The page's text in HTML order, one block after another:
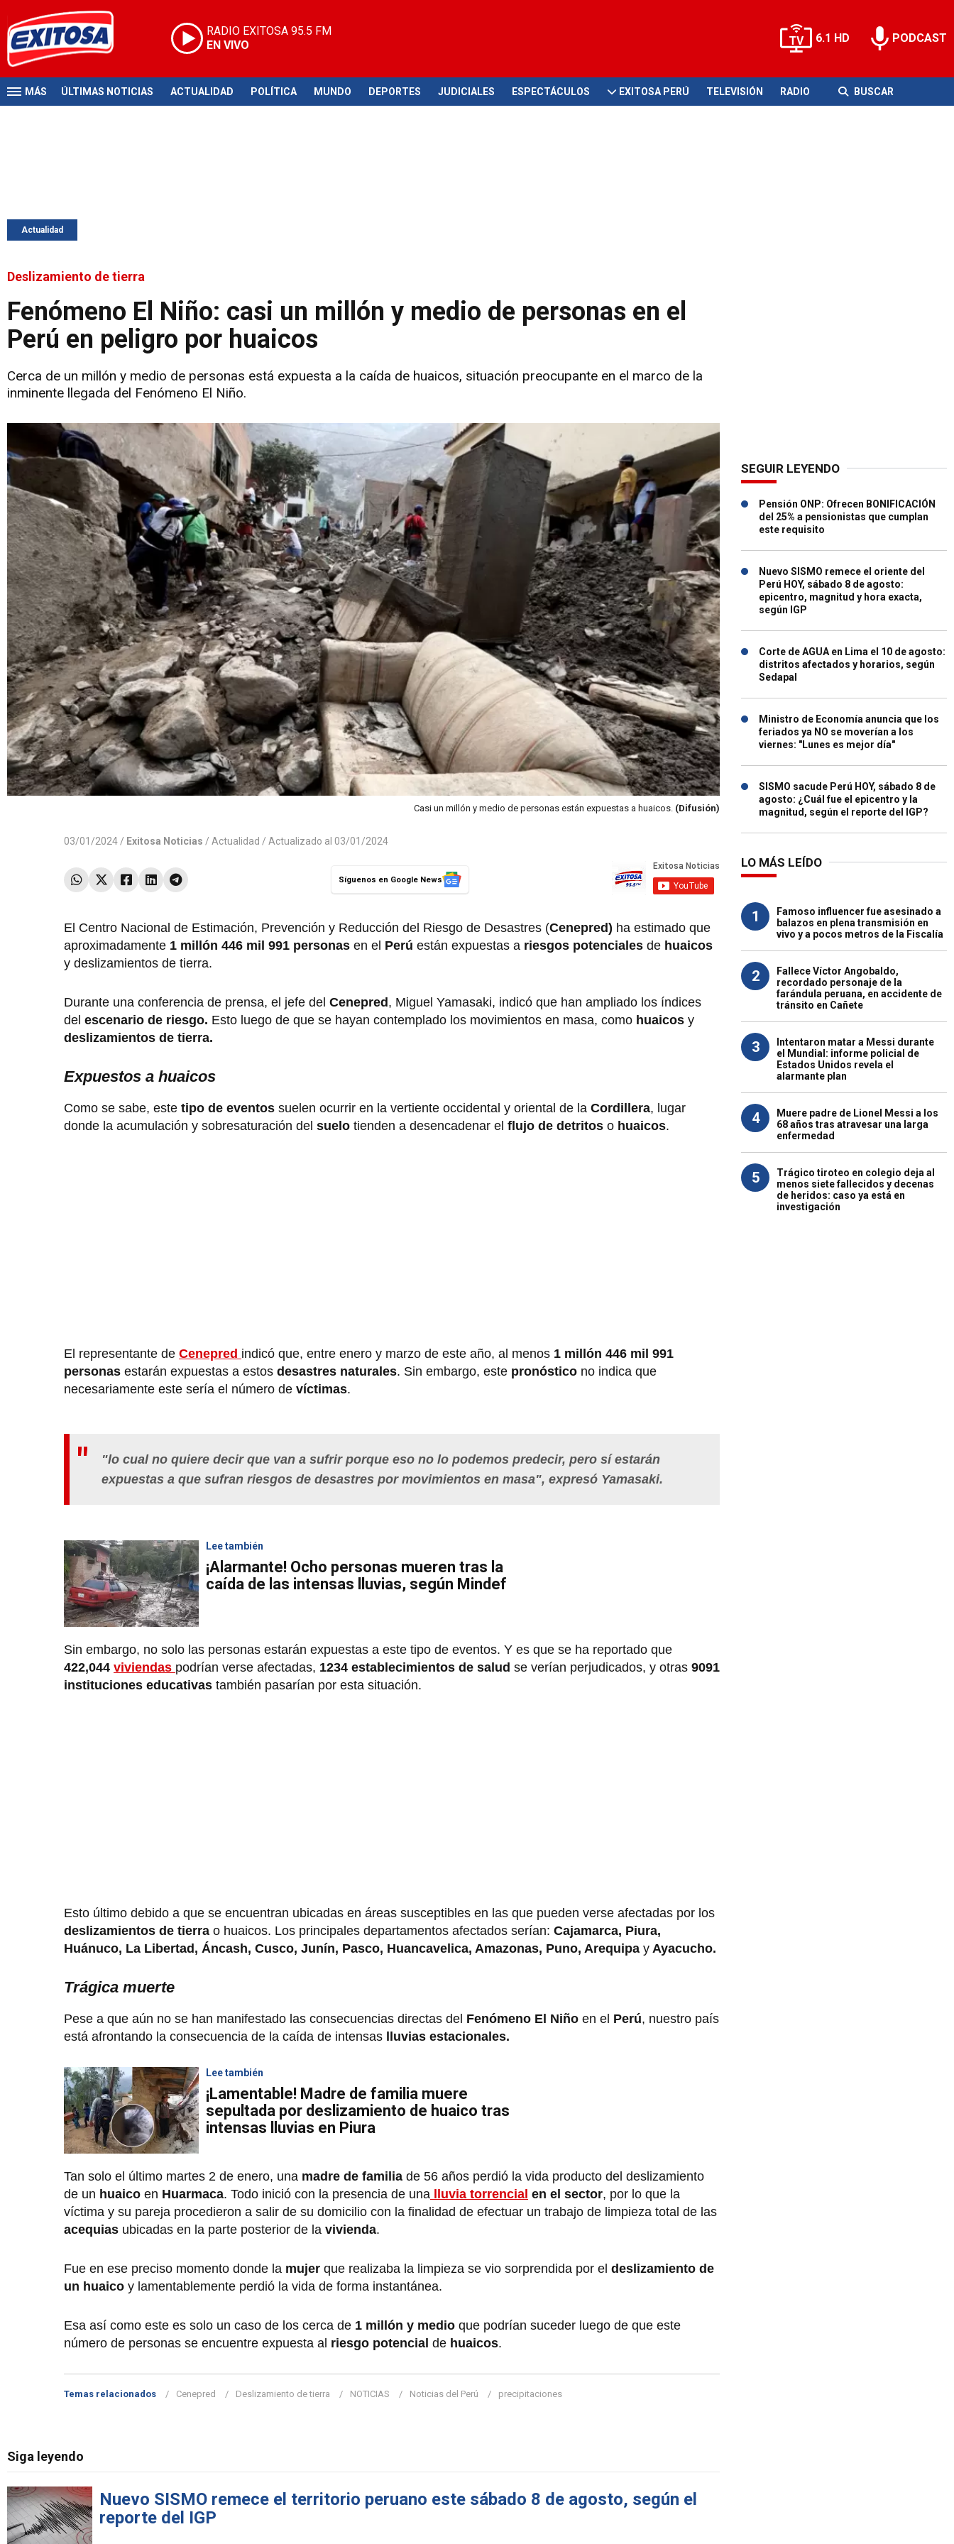
RADIO EXITOSA 95.5 FM
EN VIVO
6.1 HD PODCAST
MÁS ÚLTIMAS NOTICIAS ACTUALIDAD POLÍTICA MUNDO DEPORTES JUDICIALES ESPECTÁCULOS EXITOSA PERÚ TELEVISIÓN RADIO BUSCAR
Actualidad
Deslizamiento de tierra
Fenómeno El Niño: casi un millón y medio de personas en el
Perú en peligro por huaicos
Cerca de un millón y medio de personas está expuesta a la caída de huaicos, situación preocupante en el marco de la
inminente llegada del Fenómeno El Niño.
Casi un millón y medio de personas están expuestas a huaicos. (Difusión)
03/01/2024 / Exitosa Noticias / Actualidad / Actualizado al 03/01/2024
Síguenos en Google News
El Centro Nacional de Estimación, Prevención y Reducción del Riesgo de Desastres (Cenepred) ha estimado que
aproximadamente 1 millón 446 mil 991 personas en el Perú están expuestas a riesgos potenciales de huaicos
y deslizamientos de tierra.
Durante una conferencia de prensa, el jefe del Cenepred , Miguel Yamasaki, indicó que han ampliado los índices
del escenario de riesgo. Esto luego de que se hayan contemplado los movimientos en masa, como huaicos y
deslizamientos de tierra.
Expuestos a huaicos
Como se sabe, este tipo de eventos suelen ocurrir en la vertiente occidental y oriental de la Cordillera, lugar
donde la acumulación y sobresaturación del suelo tienden a desencadenar el flujo de detritos o huaicos.
El representante de Cenepred indicó que, entre enero y marzo de este año, al menos 1 millón 446 mil 991
personas estarán expuestas a estos desastres naturales. Sin embargo, este pronóstico no indica que
necesariamente este sería el número de víctimas.
"lo cual no quiere decir que van a sufrir porque eso no lo podemos predecir, pero sí estarán
expuestas a que sufran riesgos de desastres por movimientos en masa", expresó Yamasaki.
Lee también
¡Alarmante! Ocho personas mueren tras la
caída de las intensas lluvias, según Mindef
Sin embargo, no solo las personas estarán expuestas a este tipo de eventos. Y es que se ha reportado que
422,044 viviendas podrían verse afectadas, 1234 establecimientos de salud se verían perjudicados, y otras 9091
instituciones educativas también pasarían por esta situación.
Esto último debido a que se encuentran ubicadas en áreas susceptibles en las que pueden verse afectadas por los
deslizamientos de tierra o huaicos. Los principales departamentos afectados serían: Cajamarca, Piura,
Huánuco, La Libertad, Áncash, Cusco, Junín, Pasco, Huancavelica, Amazonas, Puno, Arequipa y Ayacucho.
Trágica muerte
Pese a que aún no se han manifestado las consecuencias directas del Fenómeno El Niño en el Perú, nuestro país
está afrontando la consecuencia de la caída de intensas lluvias estacionales.
Lee también
¡Lamentable! Madre de familia muere
sepultada por deslizamiento de huaico tras
intensas lluvias en Piura
Tan solo el último martes 2 de enero, una madre de familia de 56 años perdió la vida producto del deslizamiento
de un huaico en Huarmaca. Todo inició con la presencia de una lluvia torrencial en el sector, por lo que la
víctima y su pareja procedieron a salir de su domicilio con la finalidad de efectuar un trabajo de limpieza total de las
acequias ubicadas en la parte posterior de la vivienda.
Fue en ese preciso momento donde la mujer que realizaba la limpieza se vio sorprendida por el deslizamiento de
un huaico y lamentablemente perdió la vida de forma instantánea.
Esa así como este es solo un caso de los cerca de 1 millón y medio que podrían suceder luego de que este
número de personas se encuentre expuesta al riesgo potencial de huaicos.
Temas relacionados Cenepred Deslizamiento de tierra NOTICIAS Noticias del Perú precipitaciones
Siga leyendo
Nuevo SISMO remece el territorio peruano este sábado 8 de agosto, según el
reporte del IGP
SEGUIR LEYENDO
Pensión ONP: Ofrecen BONIFICACIÓN
del 25% a pensionistas que cumplan
este requisito
Nuevo SISMO remece el oriente del
Perú HOY, sábado 8 de agosto:
epicentro, magnitud y hora exacta,
según IGP
Corte de AGUA en Lima el 10 de agosto:
distritos afectados y horarios, según
Sedapal
Ministro de Economía anuncia que los
feriados ya NO se moverían a los
viernes: "Lunes es mejor día"
SISMO sacude Perú HOY, sábado 8 de
agosto: ¿Cuál fue el epicentro y la
magnitud, según el reporte del IGP?
LO MÁS LEÍDO
1
Famoso influencer fue asesinado a
balazos en plena transmisión en
vivo y a pocos metros de la Fiscalía
2
Fallece Víctor Angobaldo,
recordado personaje de la
farándula peruana, en accidente de
tránsito en Cañete
3
Intentaron matar a Messi durante
el Mundial: informe policial de
Estados Unidos revela el
alarmante plan
4
Muere padre de Lionel Messi a los
68 años tras atravesar una larga
enfermedad
5
Trágico tiroteo en colegio deja al
menos siete fallecidos y decenas
de heridos: caso ya está en
investigación